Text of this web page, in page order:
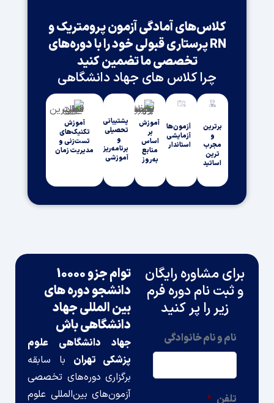
کلاس‌های آمادگی آزمون پرومتریک و
RN پرستاری قبولی خود را با دوره‌های
تخصصی ما تضمین کنید
چرا کلاس های جهاد دانشگاهی
آزمون‌های
آزمایشی
استاندار
آموزش
بر
اساس
پشتیبانی
تحصیلی
و
برنامه‌ریزی
آموزشی
آموزش
تکنیک‌های
تست‌زنی و
مدیریت زمان
مشاوره رایگان
ثبت نام دوره فرم
زیر را پر کنید
نام و نام خانوادگی
توام جزو 10000
دانشجو دوره های
بین المللی جهاد
دانشگاهی باش
جهاد دانشگاهی علوم
پزشکی تهرانبا سابقه
برگزاری دوره‌های تخصصی
آزمون‌های بین‌المللی علوم